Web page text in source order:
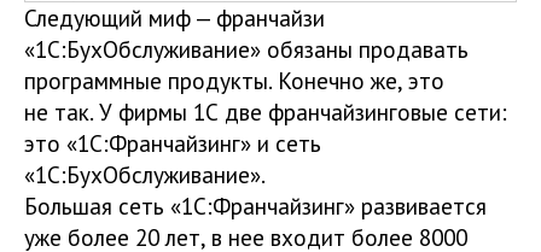
Следующий миф — франчайзи
«1С:БухОбслуживание» обязаны продавать
программные продукты. Конечно же, это
не так. У фирмы 1С две франчайзинговые сети:
это «1С:Франчайзинг» и сеть
«1С:БухОбслуживание».
Большая сеть «1С:Франчайзинг» развивается
уже более 20 лет, в нее входит более 8000